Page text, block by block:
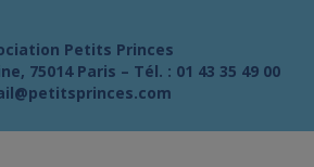
Petits Princes
75014 Paris – Tél. : 01 43 35 49 00